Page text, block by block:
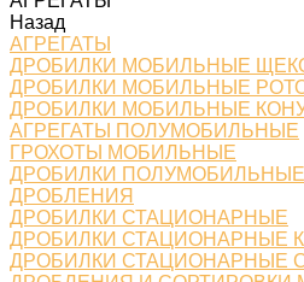
Назад
АГРЕГАТЫ
ДРОБИЛКИ МОБИЛЬНЫЕ
ДРОБИЛКИ МОБИЛЬНЫЕ
ДРОБИЛКИ МОБИЛЬНЫЕ
АГРЕГАТЫ ПОЛУМОБИЛЬНЫЕ
ГРОХОТЫ МОБИЛЬНЫЕ
ДРОБИЛКИ
ДРОБЛЕНИЯ
ДРОБИЛКИ СТАЦИОНАРНЫЕ
ДРОБИЛКИ СТАЦИОНАРНЫЕ
ДРОБИЛКИ СТАЦИОНАРНЫЕ